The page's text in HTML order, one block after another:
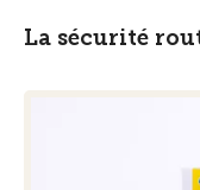
La sécurité